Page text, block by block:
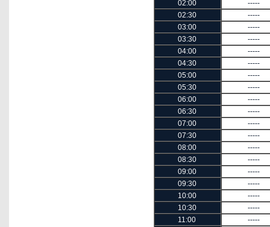
02:00
-----
02:30
-----
03:00
-----
03:30
-----
04:00
-----
04:30
-----
05:00
-----
05:30
-----
06:00
-----
06:30
-----
07:00
-----
07:30
-----
08:00
-----
08:30
-----
09:00
-----
09:30
-----
10:00
-----
10:30
-----
11:00
-----